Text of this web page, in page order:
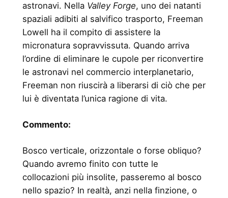
astronavi. NellaValley Forge, uno dei natanti
spaziali adibiti al salvifico trasporto, Freeman
Lowell ha il compito di assistere la
micronatura sopravvissuta. Quando arriva
l’ordine di eliminare le cupole per riconvertire
le astronavi nel commercio interplanetario,
Freeman non riuscirà a liberarsi di ciò che per
lui è diventata l’unica ragione di vita.
Commento:
Bosco verticale, orizzontale o forse obliquo?
Quando avremo finito con tutte le
collocazioni più insolite, passeremo al bosco
nello spazio? In realtà, anzi nella finzione, o